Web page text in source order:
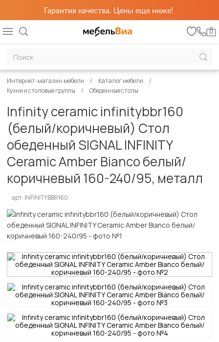
Гарантия качества. Цены еще ниже!
0
Интернет-магазин мебели
Каталог мебели
Кухни и столовые группы
Обеденные столы
Infinity ceramic infinitybbr160
(белый/коричневый) Стол
обеденный SIGNAL INFINITY
Ceramic Amber Bianco белый/
коричневый 160-240/95, металл
арт. INFINITYBBR160